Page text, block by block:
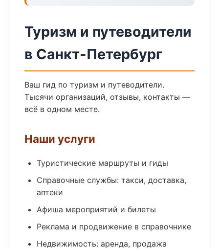
Туризм и путеводители
в Санкт-Петербург
Ваш гид по туризм и путеводители.
Тысячи организаций, отзывы, контакты —
всё в одном месте.
Наши услуги
Туристические маршруты и гиды
Справочные службы: такси, доставка,
аптеки
Афиша мероприятий и билеты
Реклама и продвижение в справочнике
Недвижимость: аренда, продажа